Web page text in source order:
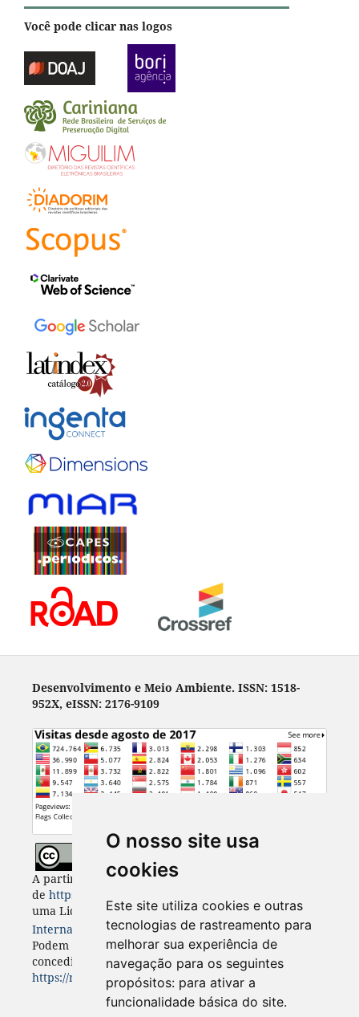
O nosso site usa
cookies
Este site utiliza cookies e outras
tecnologias de rastreamento para
melhorar sua experiência de
navegação para os seguintes
propósitos: para ativar a
funcionalidade básica do site.
Você pode clicar nas logos
Desenvolvimento e Meio Ambiente. ISSN: 1518-
952X, eISSN: 2176-9109
A partir de 2023, Desenvolvimento e Meio Ambiente
de https://revistas.ufpr.br/made
uma Licença
Creative Commons - Atribuição 4.0
Internacional . CC BY 4.0
Podem estar disponíveis autorizações adicionais às
concedidas no âmbito desta licença em
https://revistas.ufpr.br/made/about.